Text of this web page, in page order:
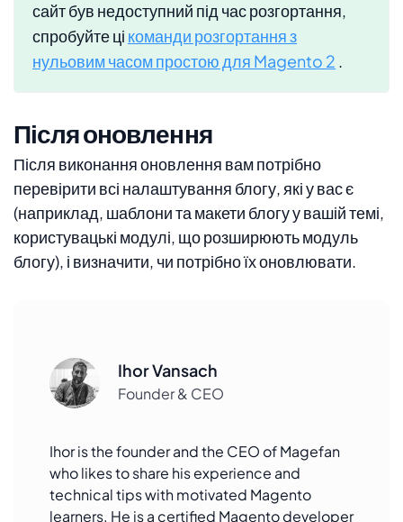
сайт був недоступний під час розгортання,
спробуйте ці команди розгортання з
нульовим часом простою для Magento 2 .
Після оновлення
Після виконання оновлення вам потрібно
перевірити всі налаштування блогу, які у вас є
(наприклад, шаблони та макети блогу у вашій темі,
користувацькі модулі, що розширюють модуль
блогу), і визначити, чи потрібно їх оновлювати.
Ihor Vansach
Founder & CEO
Ihor is the founder and the CEO of Magefan
who likes to share his experience and
technical tips with motivated Magento
learners. He is a certified Magento developer